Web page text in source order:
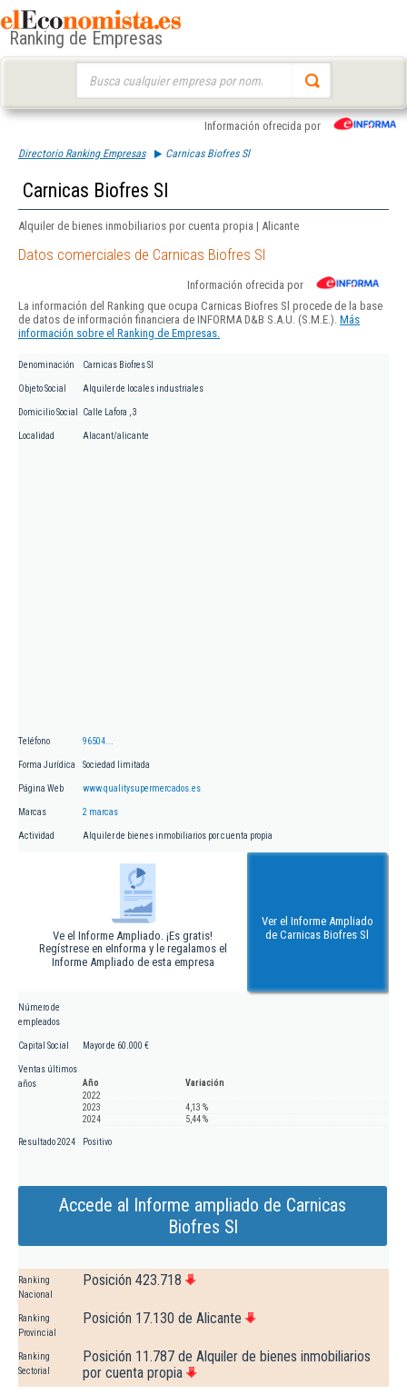
Ranking de Empresas
Información ofrecida por
Directorio Ranking Empresas Carnicas Biofres Sl
Carnicas Biofres Sl
Alquiler de bienes inmobiliarios por cuenta propia | Alicante
Datos comerciales de Carnicas Biofres Sl
Información ofrecida por
La información del Ranking que ocupa Carnicas Biofres Sl procede de la base
de datos de información financiera de INFORMA D&B S.A.U. (S.M.E.). Más
información sobre el Ranking de Empresas.
Denominación Carnicas Biofres Sl
Objeto Social Alquiler de locales industriales
Domicilio Social Calle Lafora , 3
Localidad Alacant/alicante
Teléfono 96504...
Forma Jurídica Sociedad limitada
Página Web www.qualitysupermercados.es
Marcas 2 marcas
Actividad Alquiler de bienes inmobiliarios por cuenta propia
Ve el Informe Ampliado. ¡Es gratis!
Regístrese en eInforma y le regalamos el
Informe Ampliado de esta empresa
Ver el Informe Ampliado
de Carnicas Biofres Sl
Número de
empleados
Capital Social Mayor de 60.000 €
Ventas últimos
años
Año
Variación
2022
2023
4,13 %
2024
5,44 %
Resultado 2024 Positivo
Accede al Informe ampliado de Carnicas
Biofres Sl
Ranking
Nacional
Posición 423.718
Ranking
Provincial
Posición 17.130 de Alicante
Ranking
Sectorial
Posición 11.787 de Alquiler de bienes inmobiliarios
por cuenta propia